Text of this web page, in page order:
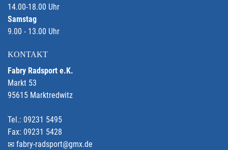
14.00-18.00 Uhr
Samstag
9.00 - 13.00 Uhr
KONTAKT
Fabry Radsport e.K.
Markt 53
95615 Marktredwitz
Tel.: 09231 5495
Fax: 09231 5428
fabry-radsport@gmx.de